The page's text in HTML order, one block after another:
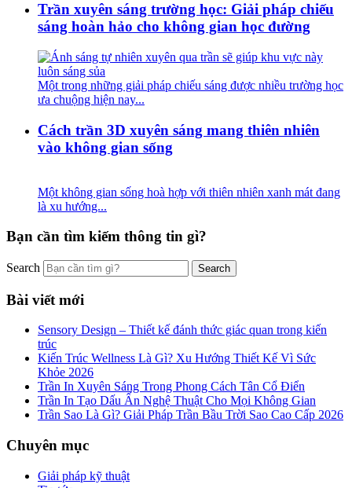
Trần xuyên sáng trường học: Giải pháp chiếu
sáng hoàn hảo cho không gian học đường
Một trong những giải pháp chiếu sáng được nhiều trường học
ưa chuộng hiện nay...
Cách trần 3D xuyên sáng mang thiên nhiên
vào không gian sống
Một không gian sống hoà hợp với thiên nhiên xanh mát đang
là xu hướng...
Bạn cần tìm kiếm thông tin gì?
Search
Bài viết mới
Sensory Design – Thiết kế đánh thức giác quan trong kiến
trúc
Kiến Trúc Wellness Là Gì? Xu Hướng Thiết Kế Vì Sức
Khỏe 2026
Trần In Xuyên Sáng Trong Phong Cách Tân Cổ Điển
Trần In Tạo Dấu Ấn Nghệ Thuật Cho Mọi Không Gian
Trần Sao Là Gì? Giải Pháp Trần Bầu Trời Sao Cao Cấp 2026
Chuyên mục
Giải pháp kỹ thuật